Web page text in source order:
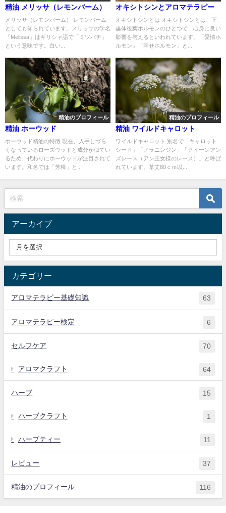
精油 メリッサ（レモンバーム）
メリッサ（レモンバーム） レモンバーム
としても知られています。メリッサの学名
「Melissa」はギリシャ語で「ミツバチ」
という意味です。白い...
オキシトシンとアロマテラピー
オキシトシンとは オキシトシンとは、下
垂体後葉ホルモンのひとつで、心身に良い
影響を与えるといわれています。「愛情ホ
ルモン」「幸せホルモン」と...
精油のプロフィール
精油 ホーウッド
ホーウッド精油の特徴 現在、入手しづら
くなっているローズウッドと成分が似てい
るため、代わりにホーウッドが注目されて
います。和名では「芳樟」と...
精油のプロフィール
精油 ワイルドキャロット
ワイルドキャロット 別名で「キャロット
シード」「ノラニンジン」「クイーンアン
ズレース（アン王女様のレース）」と呼ば
れています。草丈80ｃｍ以...
アーカイブ
カテゴリー
アロマテラピー基礎知識 63
アロマテラピー検定 6
セルフケア 70
アロマクラフト 64
ハーブ 15
ハーブクラフト 1
ハーブティー 11
レビュー 37
精油のプロフィール 116